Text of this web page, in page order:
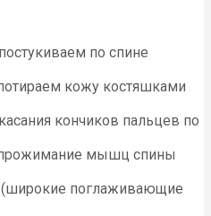
по спине
кожу костяшками
кончиков пальцев по
мышц спины
поглаживающие